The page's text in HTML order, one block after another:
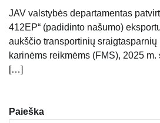
JAV valstybės departamentas
412EP“ (padidinto našumo)
aukščio transportinių
karinėms reikmėms (FMS), 2025
[…]
Paieška